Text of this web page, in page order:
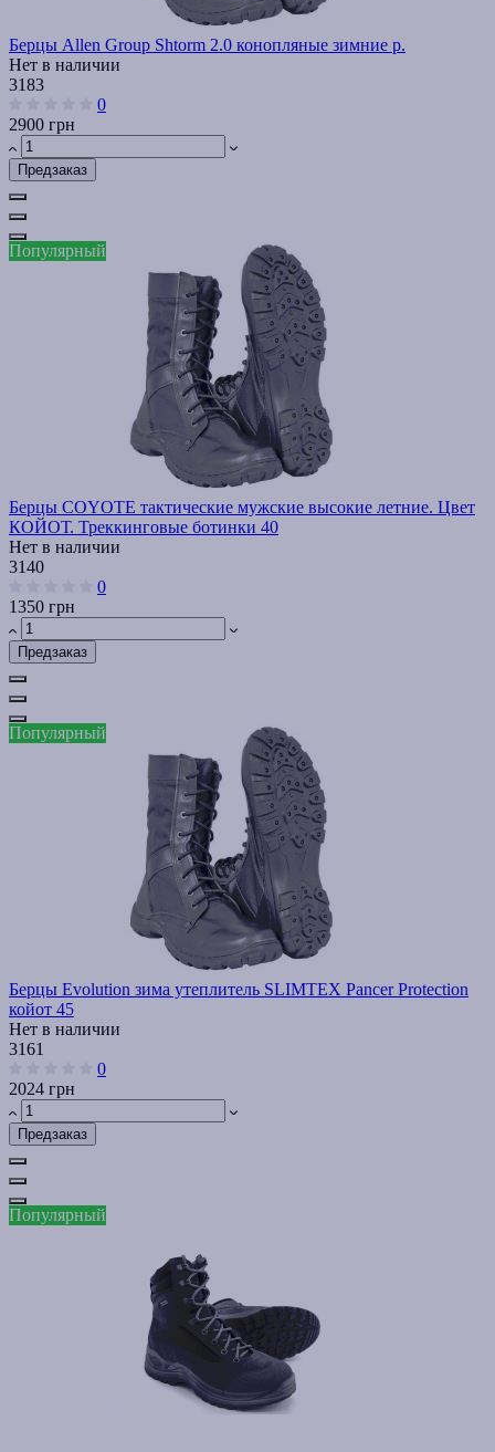
Берцы Allen Group Shtorm 2.0 конопляные зимние р.
Нет в наличии
3183
0
2900 грн
Предзаказ
Популярный
Берцы COYOTE тактические мужские высокие летние. Цвет
КОЙОТ. Треккинговые ботинки 40
Нет в наличии
3140
0
1350 грн
Предзаказ
Популярный
Берцы Evolution зима утеплитель SLIMTEX Pancer Protection
койот 45
Нет в наличии
3161
0
2024 грн
Предзаказ
Популярный